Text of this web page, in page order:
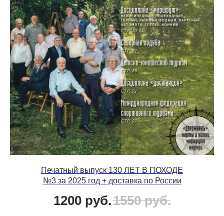
Печатный выпуск 130 ЛЕТ В ПОХОДЕ
№3 за 2025 год + доставка по России
1200 руб.1550 руб.